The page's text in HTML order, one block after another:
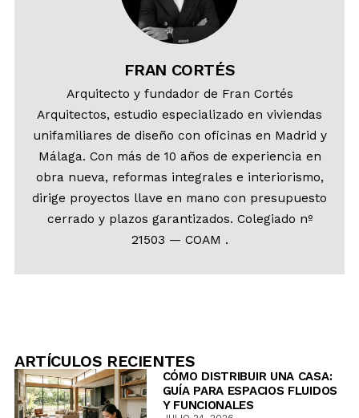
FRAN CORTÉS
Arquitecto y fundador de Fran Cortés
Arquitectos, estudio especializado en viviendas
unifamiliares de diseño con oficinas en Madrid y
Málaga. Con más de 10 años de experiencia en
obra nueva, reformas integrales e interiorismo,
dirige proyectos llave en mano con presupuesto
cerrado y plazos garantizados. Colegiado nº
21503 — COAM .
ARTÍCULOS RECIENTES
CÓMO DISTRIBUIR UNA CASA:
GUÍA PARA ESPACIOS FLUIDOS
Y FUNCIONALES